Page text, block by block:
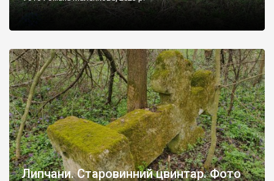
Липчани. Старовинний цвинтар. Фото